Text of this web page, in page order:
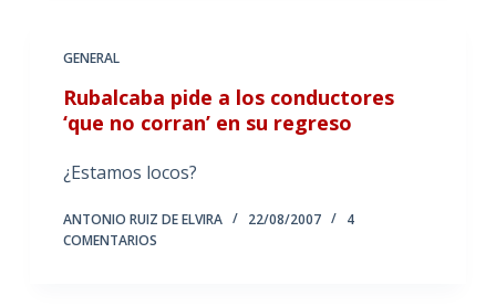
GENERAL
Rubalcaba pide a los conductores
‘que no corran’ en su regreso
¿Estamos locos?
ANTONIO RUIZ DE ELVIRA 22/08/2007
4
COMENTARIOS